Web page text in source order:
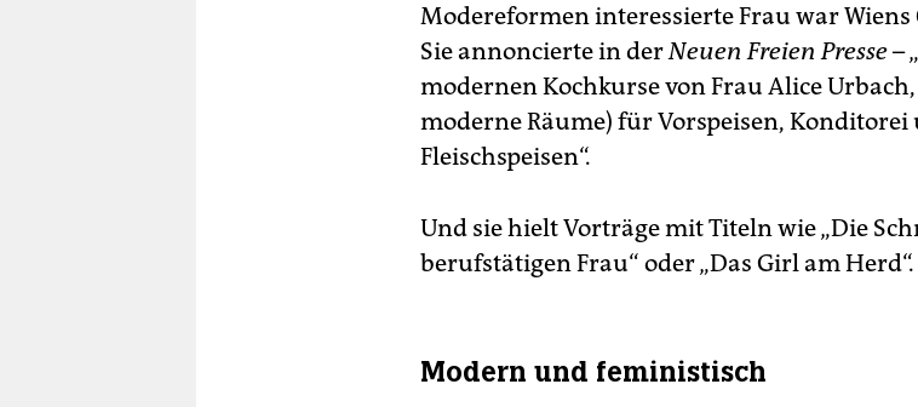
Modereformen interessierte Frau war Wiens
Sie annoncierte in derNeuen Freien Presse–
modernen Kochkurse von Frau Alice Urbach,
moderne Räume) für Vorspeisen, Konditorei
Fleischspeisen“.
Und sie hielt Vorträge mit Titeln wie „Die
berufstätigen Frau“ oder „Das Girl am Herd“.
Modern und feministisch